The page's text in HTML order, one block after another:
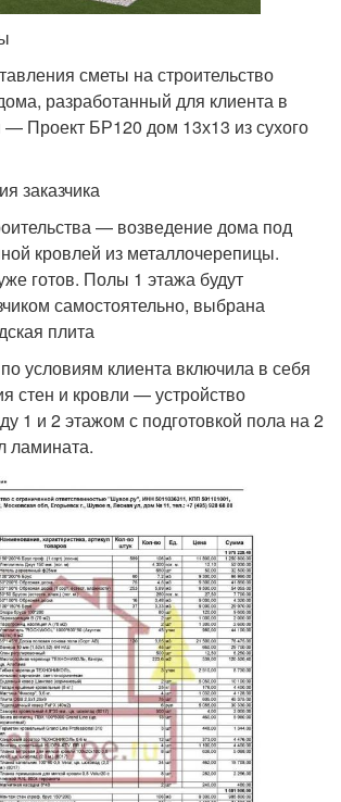
сметы на строительство
разработанный для клиента в
Проект БР120 дом 13х13 из сухого
заказчика
— возведение дома под
кровлей из металлочерепицы.
готов. Полы 1 этажа будут
самостоятельно, выбрана
плита
условиям клиента включила в себя
стен и кровли — устройство
1 и 2 этажом с подготовкой пола на 2
ламината.